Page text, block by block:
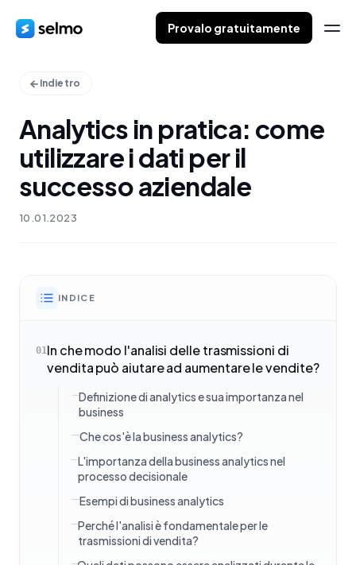
Provalo gratuitamente
Indietro
Analytics in pratica: come
utilizzare i dati per il
successo aziendale
10.01.2023
INDICE
01In che modo l'analisi delle trasmissioni di
vendita può aiutare ad aumentare le vendite?
Definizione di analytics e sua importanza nel
business
Che cos'è la business analytics?
L'importanza della business analytics nel
processo decisionale
Esempi di business analytics
Perché l'analisi è fondamentale per le
trasmissioni di vendita?